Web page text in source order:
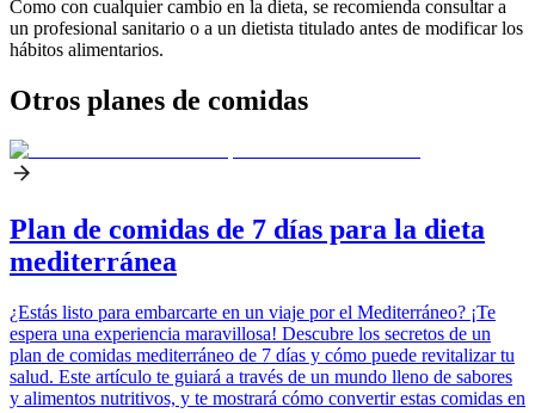
Como con cualquier cambio en la dieta, se recomienda consultar a
un profesional sanitario o a un dietista titulado antes de modificar los
hábitos alimentarios.
Otros planes de comidas
Plan de comidas de 7 días para la dieta
mediterránea
¿Estás listo para embarcarte en un viaje por el Mediterráneo? ¡Te
espera una experiencia maravillosa! Descubre los secretos de un
plan de comidas mediterráneo de 7 días y cómo puede revitalizar tu
salud. Este artículo te guiará a través de un mundo lleno de sabores
y alimentos nutritivos, y te mostrará cómo convertir estas comidas en